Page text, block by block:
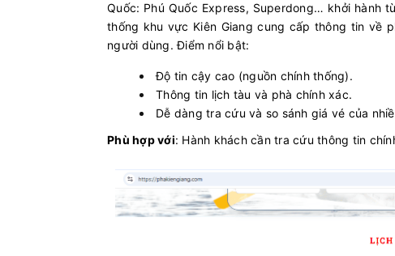
Quốc: Phú Quốc Express, Superdong… khởi hành
thống khu vực Kiên Giang cung cấp thông tin về
người dùng. Điểm nổi bật:
Độ tin cậy cao (nguồn chính thống).
Thông tin lịch tàu và phà chính xác.
Dễ dàng tra cứu và so sánh giá vé của
Phù hợp với: Hành khách cần tra cứu thông tin